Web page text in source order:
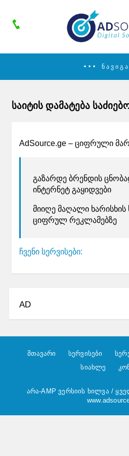
საიტის დამატება
AdSource.ge – ციფრული
გაზარდე ბრენდის
ინტერნეტ გაყიდვები
მიიღე მაღალი ხარისხის
ციფრულ რეკლამებზე
ჩვენი სერვისები:
AD
მთავარი სერვისები
სიახლე
არა-AMP ვერსიის ხილვა /